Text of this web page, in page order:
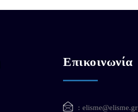
Επικοινωνία
elisme@elisme.gr